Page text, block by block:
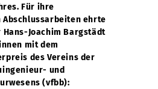
Für ihre
Abschlussarbeiten ehrte
Joachim Bargstädt
mit dem
des Vereins der
und
(vfbb):